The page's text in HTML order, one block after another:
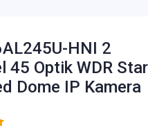
HNI 2
45 Optik WDR
Dome IP Kamera